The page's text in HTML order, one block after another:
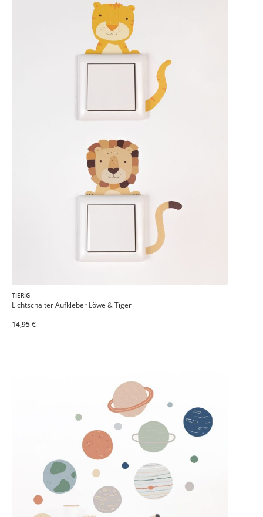
TIERIG
Lichtschalter Aufkleber Löwe & Tiger
14,95 €